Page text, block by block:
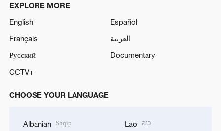
EXPLORE MORE
English
Español
Français
العربية
Русский
Documentary
CCTV+
CHOOSE YOUR LANGUAGE
Albanian Shqip Lao ລາວ